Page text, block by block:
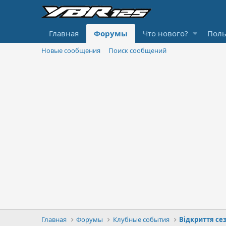
Главная Форумы Что нового?
Новые сообщения Поиск сообщений
Главная Форумы Клубные события Відкриття